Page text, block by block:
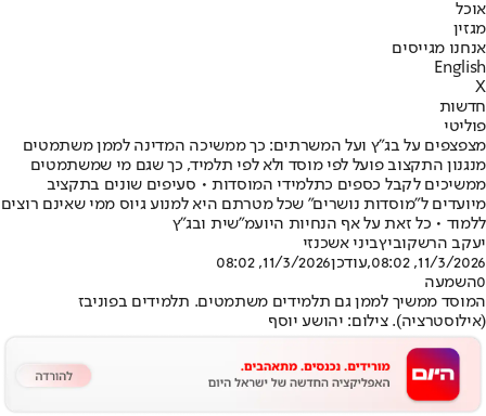
אוכל
מגזין
אנחנו מגייסים
English
X
חדשות
פוליטי
מצפצפים על בג"ץ ועל המשרתים: כך ממשיכה המדינה לממן משתמטים
מנגנון התקצוב פועל לפי מוסד ולא לפי תלמיד, כך שגם מי שמשתמטים
ממשיכים לקבל כספים כתלמידי המוסדות • סעיפים שונים בתקציב
מיועדים ל"מוסדות נושרים" שכל מטרתם היא למנוע גיוס ממי שאינם רוצים
ללמוד • כל זאת על אף הנחיות היועמ"שית ובג"ץ
יעקב הרשקוביץביני אשכנזי
11/3/2026, 08:02
,עודכן11/3/2026, 08:02
0השמעה
המוסד ממשיך לממן גם תלמידים משתמטים. תלמידים בפוניבז
(אילוסטרציה). צילום: יהושע יוסף